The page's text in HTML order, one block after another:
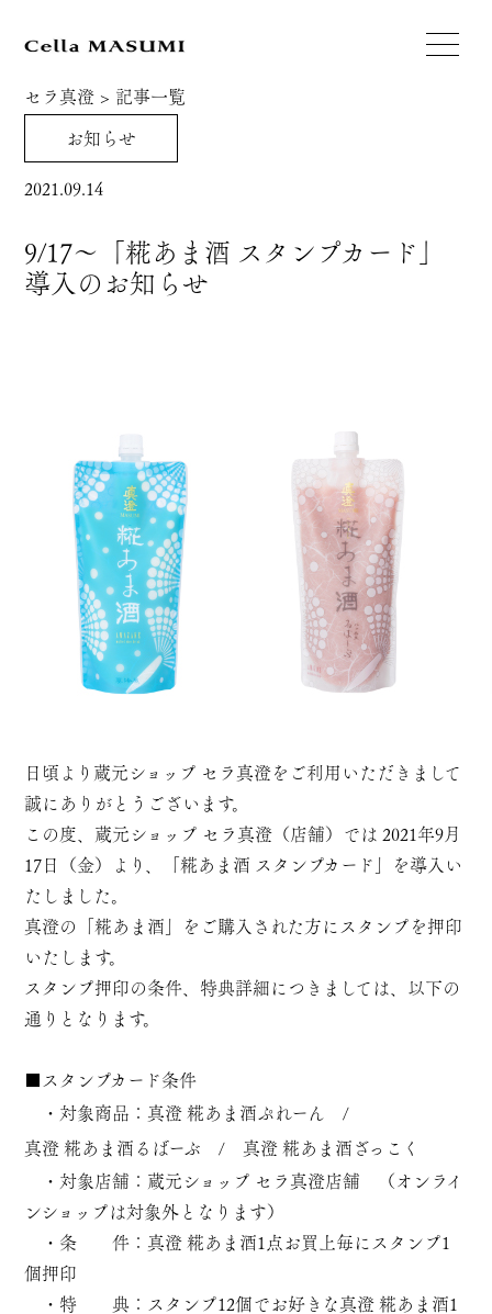
セラ真澄 > 記事一覧
お知らせ
2021.09.14
9/17～「糀あま酒 スタンプカード」
導入のお知らせ
日頃より蔵元ショップ セラ真澄をご利用いただきまして
誠にありがとうございます。
この度、蔵元ショップ セラ真澄（店舗）では 2021年9月
17日（金）より、「糀あま酒 スタンプカード」を導入い
たしました。
真澄の「糀あま酒」をご購入された方にスタンプを押印
いたします。
スタンプ押印の条件、特典詳細につきましては、以下の
通りとなります。
■スタンプカード条件
・対象商品： 真澄 糀あま酒ぷれーん
/
真澄 糀あま酒るばーぶ / 真澄 糀あま酒ざっこく
・対象店舗：蔵元ショップ セラ真澄店舗 （オンライ
ンショップは対象外となります）
・条 件：真澄 糀あま酒1点お買上毎にスタンプ1
個押印
・特 典：スタンプ12個でお好きな真澄 糀あま酒1